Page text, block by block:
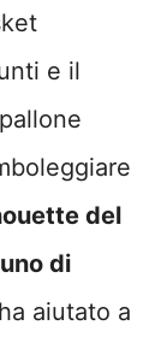
e il
del
di
aiutato a